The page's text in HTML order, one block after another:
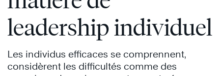
leadership individuel
Les individus efficaces se comprennent,
considèrent les difficultés comme des